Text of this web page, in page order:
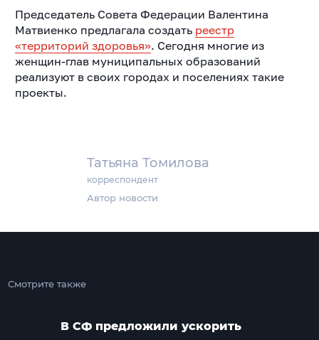
Татьяна Томилова
корреспондент
Автор новости
Председатель Совета Федерации Валентина
Матвиенко предлагала создать реестр
«территорий здоровья». Сегодня многие из
женщин-глав муниципальных образований
реализуют в своих городах и поселениях такие
проекты.
Смотрите также
В СФ предложили ускорить